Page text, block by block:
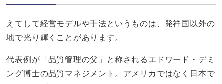
えてして経営モデルや手法というものは、発祥国以外の
地で光り輝くことがあります。
代表例が「品質管理の父」と称されるエドワード・デミ
ング博士の品質マネジメント。アメリカではなく日本で